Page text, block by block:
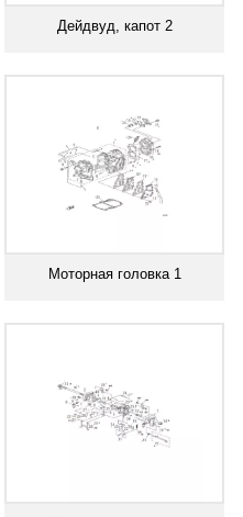
Дейдвуд, капот 2
Моторная головка 1